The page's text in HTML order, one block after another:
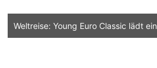
Weltreise: Young Euro Classic lädt ein